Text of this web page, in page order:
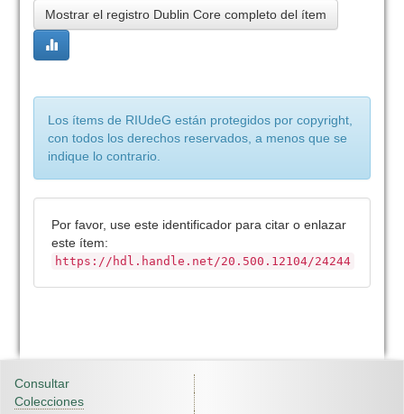
Mostrar el registro Dublin Core completo del ítem
Los ítems de RIUdeG están protegidos por copyright,
con todos los derechos reservados, a menos que se
indique lo contrario.
Por favor, use este identificador para citar o enlazar
este ítem:
https://hdl.handle.net/20.500.12104/24244
Consultar
Colecciones